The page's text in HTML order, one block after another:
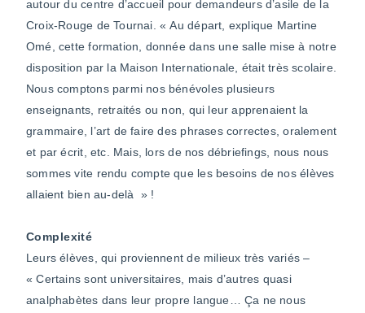
autour du centre d’accueil pour demandeurs d’asile de la
Croix-Rouge de Tournai. « Au départ, explique Martine
Omé, cette formation, donnée dans une salle mise à notre
disposition par la Maison Internationale, était très scolaire.
Nous comptons parmi nos bénévoles plusieurs
enseignants, retraités ou non, qui leur apprenaient la
grammaire, l’art de faire des phrases correctes, oralement
et par écrit, etc. Mais, lors de nos débriefings, nous nous
sommes vite rendu compte que les besoins de nos élèves
allaient bien au-delà » !
Complexité
Leurs élèves, qui proviennent de milieux très variés –
« Certains sont universitaires, mais d’autres quasi
analphabètes dans leur propre langue… Ça ne nous